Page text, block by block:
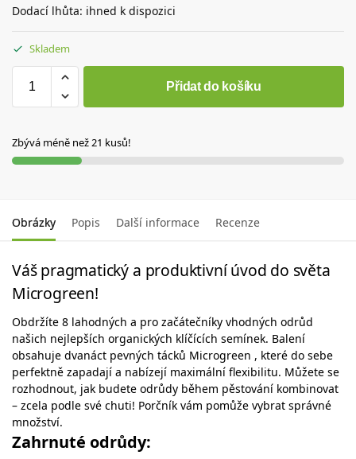
Dodací lhůta: ihned k dispozici
Skladem
Přidat do košíku
Zbývá méně než 21 kusů!
Obrázky Popis Další informace Recenze
Váš pragmatický a produktivní úvod do světa
Microgreen!
Obdržíte 8 lahodných a pro začátečníky vhodných odrůd
našich nejlepších organických klíčících semínek. Balení
obsahuje dvanáct pevných tácků Microgreen , které do sebe
perfektně zapadají a nabízejí maximální flexibilitu. Můžete se
rozhodnout, jak budete odrůdy během pěstování kombinovat
– zcela podle své chuti! Porčník vám pomůže vybrat správné
množství.
Zahrnuté odrůdy: